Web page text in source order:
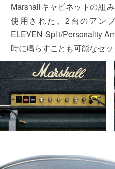
Marshallキャビネットの組
使用された。2台のアン
ELEVEN Split/Personality
時に鳴らすことも可能なセッ